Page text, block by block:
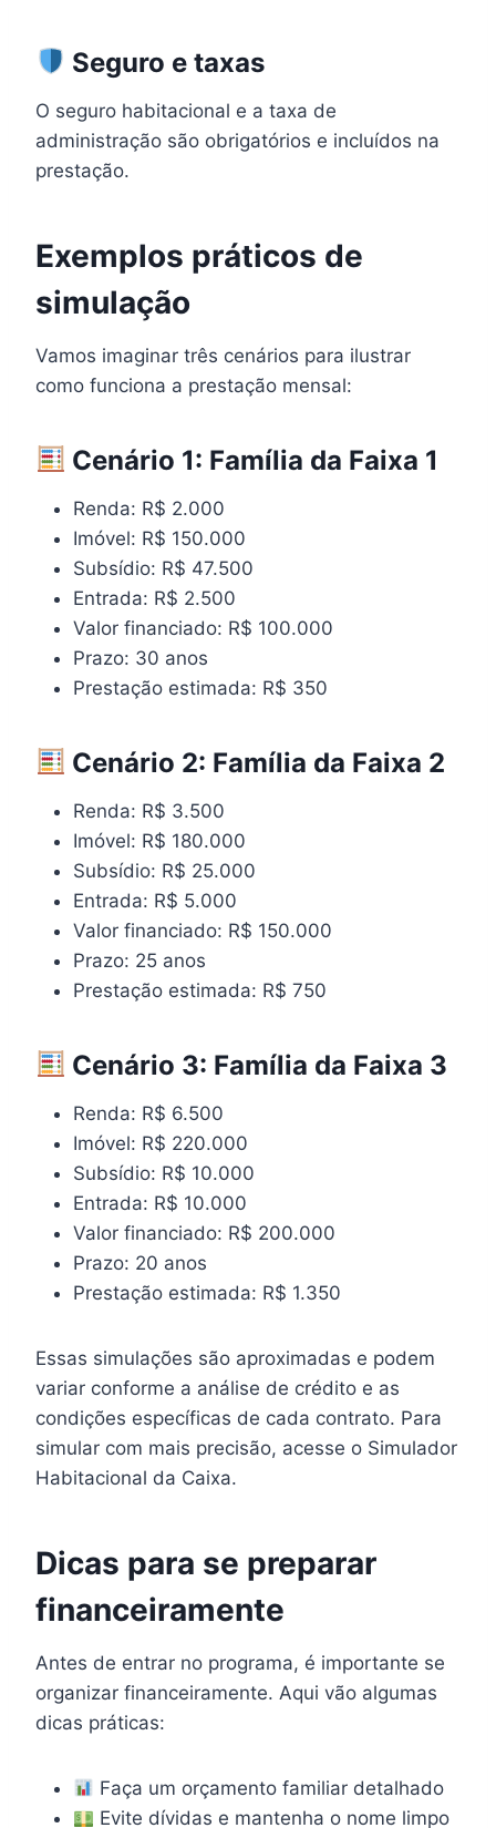
Seguro e taxas
O seguro habitacional e a taxa de
administração são obrigatórios e incluídos na
prestação.
Exemplos práticos de
simulação
Vamos imaginar três cenários para ilustrar
como funciona a prestação mensal:
Cenário 1: Família da Faixa 1
Renda: R$ 2.000
Imóvel: R$ 150.000
Subsídio: R$ 47.500
Entrada: R$ 2.500
Valor financiado: R$ 100.000
Prazo: 30 anos
Prestação estimada: R$ 350
Cenário 2: Família da Faixa 2
Renda: R$ 3.500
Imóvel: R$ 180.000
Subsídio: R$ 25.000
Entrada: R$ 5.000
Valor financiado: R$ 150.000
Prazo: 25 anos
Prestação estimada: R$ 750
Cenário 3: Família da Faixa 3
Renda: R$ 6.500
Imóvel: R$ 220.000
Subsídio: R$ 10.000
Entrada: R$ 10.000
Valor financiado: R$ 200.000
Prazo: 20 anos
Prestação estimada: R$ 1.350
Essas simulações são aproximadas e podem
variar conforme a análise de crédito e as
condições específicas de cada contrato. Para
simular com mais precisão, acesse o Simulador
Habitacional da Caixa.
Dicas para se preparar
financeiramente
Antes de entrar no programa, é importante se
organizar financeiramente. Aqui vão algumas
dicas práticas:
Faça um orçamento familiar detalhado
Evite dívidas e mantenha o nome limpo